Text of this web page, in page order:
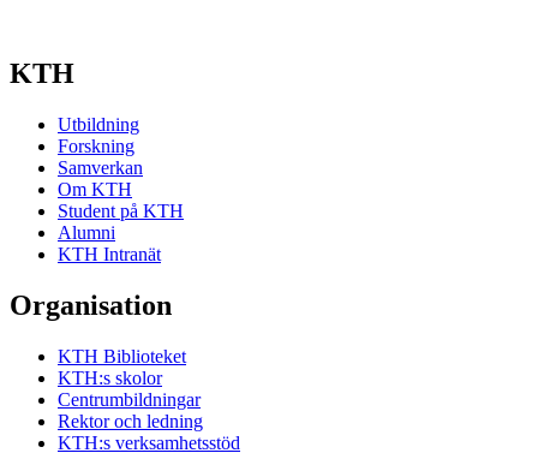
KTH
Utbildning
Forskning
Samverkan
Om KTH
Student på KTH
Alumni
KTH Intranät
Organisation
KTH Biblioteket
KTH:s skolor
Centrumbildningar
Rektor och ledning
KTH:s verksamhetsstöd